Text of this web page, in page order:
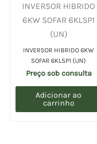
INVERSOR HIBRIDO
6KW SOFAR 6KLSP1
(UN)
INVERSOR HIBRIDO 6KW
SOFAR 6KLSP1 (UN)
Preço sob consulta
Adicionar ao
carrinho